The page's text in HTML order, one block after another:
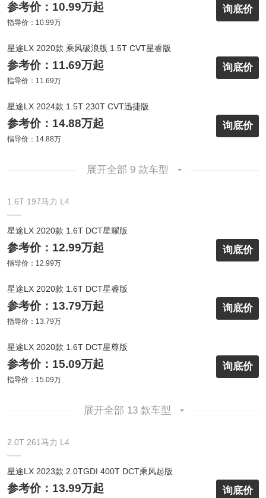
参考价：10.99万起
指导价：10.99万
询底价
星途LX 2020款 乘风破浪版 1.5T CVT星睿版
参考价：11.69万起
指导价：11.69万
询底价
星途LX 2024款 1.5T 230T CVT迅捷版
参考价：14.88万起
指导价：14.88万
询底价
展开全部 9 款车型
1.6T 197马力 L4
星途LX 2020款 1.6T DCT星耀版
参考价：12.99万起
指导价：12.99万
询底价
星途LX 2020款 1.6T DCT星睿版
参考价：13.79万起
指导价：13.79万
询底价
星途LX 2020款 1.6T DCT星尊版
参考价：15.09万起
指导价：15.09万
询底价
展开全部 13 款车型
2.0T 261马力 L4
星途LX 2023款 2.0TGDI 400T DCT乘风起版
参考价：13.99万起 询底价